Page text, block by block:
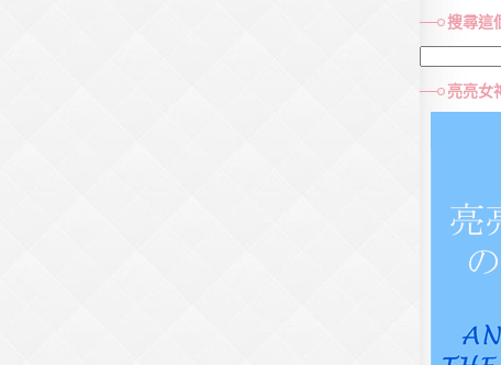
彙
集
搜尋這
關
亮亮女